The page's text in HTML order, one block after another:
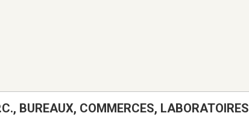
P.C., BUREAUX, COMMERCES, LABORATOIRES